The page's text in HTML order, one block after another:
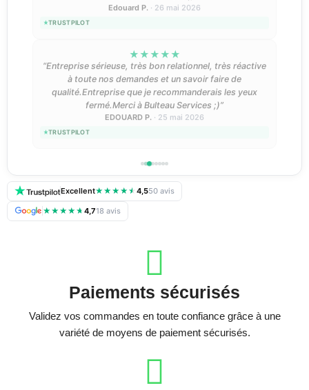
Edouard P. · 26 mai 2026
TRUSTPILOT
★ ★ ★ ★ ★
“Entreprise sérieuse, très bon relationnel, très réactive
à toute nos demandes et un savoir faire de
qualité.Entreprise que je recommanderais les yeux
fermé.Merci à Bulteau Services ;)”
EDOUARD P. · 25 mai 2026
TRUSTPILOT
Excellent★★★★★ 4,550 avis
★★★★★ 4,718 avis
Paiements sécurisés
Validez vos commandes en toute confiance grâce à une
variété de moyens de paiement sécurisés.